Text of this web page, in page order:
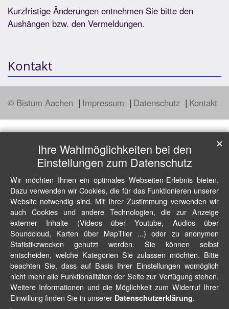
Kurzfristige Änderungen entnehmen Sie bitte den
Aushängen bzw. den Vermeldungen.
Kontakt
© Bistum Aachen Impressum Datenschutz Kontakt
Ihre Wahlmöglichkeiten bei den
Einstellungen zum Datenschutz
Wir möchten Ihnen ein optimales Webseiten-Erlebnis bieten.
Dazu verwenden wir Cookies, die für das Funktionieren unserer
Website notwendig sind. Mit Ihrer Zustimmung verwenden wir
auch Cookies und andere Technologien, die zur Anzeige
externer Inhalte (Videos über Youtube, Audios über
Soundcloud, Karten über MapTiler ...) oder zu anonymen
Statistikzwecken genutzt werden. Sie können selbst
entscheiden, welche Kategorien Sie zulassen möchten. Bitte
beachten Sie, dass auf Basis Ihrer Einstellungen womöglich
nicht mehr alle Funktionalitäten der Seite zur Verfügung stehen.
Weitere Informationen und die Möglichkeit zum Widerruf Ihrer
Einwillung finden Sie in unserer Datenschutzerklärung.
✕